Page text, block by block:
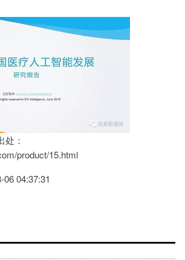
处：
product/15.html
04:37:31